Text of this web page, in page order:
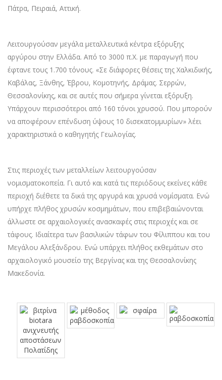
Πάτρα, Πειραιά, Αττική.
Λειτουργούσαν μεγάλα μεταλλευτικά κέντρα εξόρυξης
αργύρου στην Ελλάδα. Από το 3000 π.Χ. με παραγωγή που
έφτανε τους 1.700 τόνους. «Σε διάφορες θέσεις της Χαλκιδικής,
Καβάλας, Ξάνθης, Έβρου, Κομοτηνής, Δράμας. Σερρών,
Θεσσαλονίκης, και σε αυτές που σήμερα γίνεται εξόρυξη.
Υπάρχουν περισσότεροι από 160 τόνοι χρυσού. Που μπορούν
να αποφέρουν επένδυση ύψους 10 δισεκατομμυρίων» λέει
χαρακτηριστικά ο καθηγητής Γεωλογίας.
Στις περιοχές των μεταλλείων λειτουργούσαν
νομισματοκοπεία. Γι αυτό και κατά τις περιόδους εκείνες κάθε
περιοχή διέθετε τα δικά της αργυρά και χρυσά νομίσματα. Ενώ
υπήρχε πλήθος χρυσών κοσμημάτων, που επιβεβαιώνονται
άλλωστε σε αρχαιολογικές ανασκαφές στις περιοχές και σε
τάφους. Ιδιαίτερα των βασιλικών τάφων του Φίλιππου και του
Μεγάλου Αλεξάνδρου. Ενώ υπάρχει πλήθος εκθεμάτων στο
αρχαιολογικό μουσείο της Βεργίνας και της Θεσσαλονίκης
Μακεδονία.